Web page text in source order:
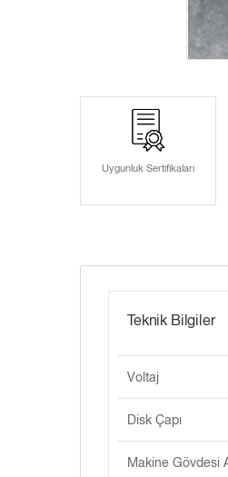
Uygunluk Sertifikaları
Teknik Bilgiler
Voltaj
Disk Çapı
Makine Gövdesi